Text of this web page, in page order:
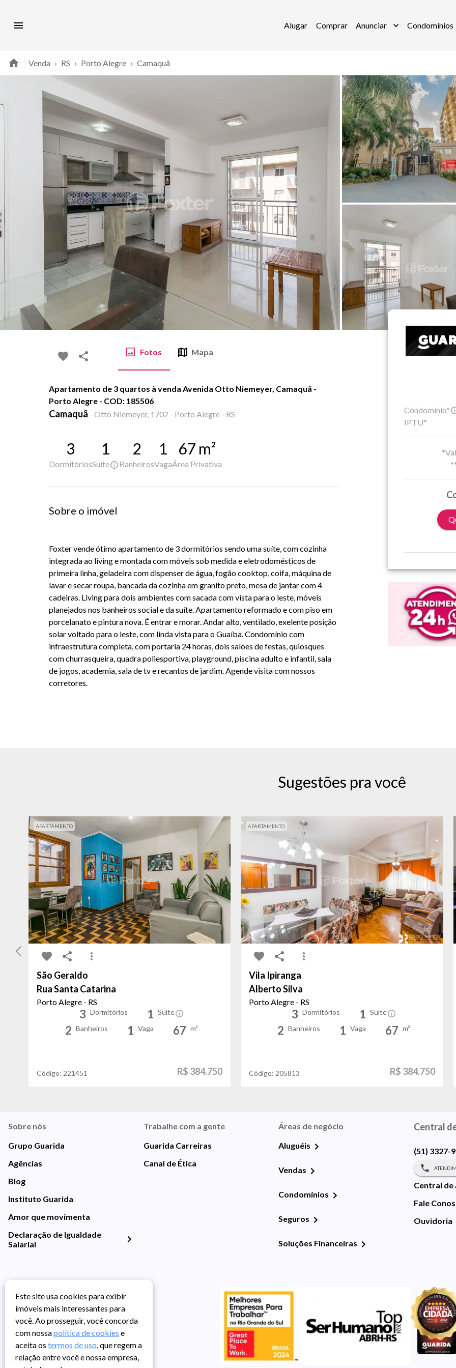
Alugar Comprar Anunciar Condomínios
Venda › RS › Porto Alegre › Camaquã
Fotos Mapa
Apartamento de 3 quartos à venda Avenida Otto Niemeyer, Camaquã -
Porto Alegre - COD: 185506
Camaquã - Otto Niemeyer, 1702 - Porto Alegre - RS
3
Dormitórios
1
Suíte
2
Banheiros
1
Vaga
67 m²
Área Privativa
Sobre o imóvel
Foxter vende ótimo apartamento de 3 dormitórios sendo uma suíte, com cozinha
integrada ao living e montada com móveis sob medida e eletrodomésticos de
primeira linha, geladeira com dispenser de água, fogão cooktop, coifa, máquina de
lavar e secar roupa, bancada da cozinha em granito preto, mesa de jantar com 4
cadeiras. Living para dois ambientes com sacada com vista para o leste, móveis
planejados nos banheiros social e da suíte. Apartamento reformado e com piso em
porcelanato e pintura nova. É entrar e morar. Andar alto, ventilado, exelente posição
solar voltado para o leste, com linda vista para o Guaíba. Condomínio com
infraestrutura completa, com portaria 24 horas, dois salões de festas, quiosques
com churrasqueira, quadra poliesportiva, playground, piscina adulto e infantil, sala
de jogos, academia, sala de tv e recantos de jardim. Agende visita com nossos
corretores.
Condomínio*
IPTU*
Sugestões pra você
APARTAMENTO
São Geraldo
Rua Santa Catarina
Porto Alegre - RS
3 Dormitórios 1 Suíte
2 Banheiros 1 Vaga 67 m²
Código: 221451 R$ 384.750
APARTAMENTO
Vila Ipiranga
Alberto Silva
Porto Alegre - RS
3 Dormitórios 1 Suíte
2 Banheiros 1 Vaga 67 m²
Código:205813 R$ 384.750
Sobre nós
Grupo Guarida
Agências
Blog
Instituto Guarida
Amor que movimenta
Declaração de Igualdade
Salarial
Trabalhe com a gente
Guarida Carreiras
Canal de Ética
Áreas de negócio
Aluguéis
Vendas
Condomínios
Seguros
Soluções Financeiras
Central
(51) 3327-
Central de
Fale
Ouvidoria
Este site usa cookies para exibir
imóveis mais interessantes para
você. Ao prosseguir, você concorda
com nossapolítica de cookies e
aceita os termos de uso, que regem a
relação entre você e nossa empresa,